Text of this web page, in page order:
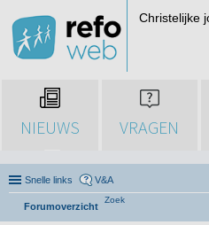
Christelijke
NIEUWS VRAGEN
Snelle links V&A
Forumoverzicht
Zoek